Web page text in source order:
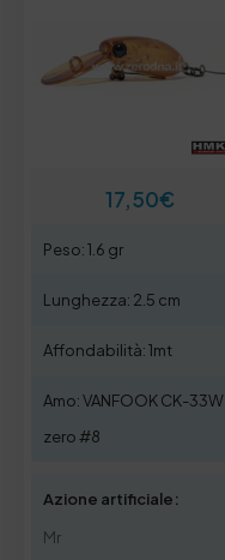
17,50€
Peso: 1.6 gr
Lunghezza: 2.5 cm
Affondabilità: 1mt
Amo: VANFOOK CK-33W
zero #8
Azione artificiale:
Mr